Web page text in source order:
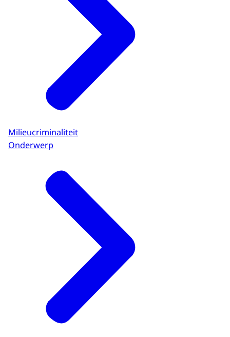
Milieucriminaliteit
Onderwerp